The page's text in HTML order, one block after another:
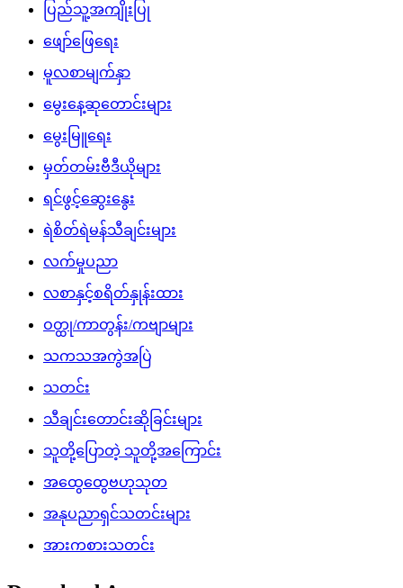
ပြည်သူ့အကျိုးပြု
ဖျော်ဖြေရေး
မူလစာမျက်နှာ
မွေးနေ့ဆုတောင်းများ
မွေးမြူရေး
မှတ်တမ်းဗီဒီယိုများ
ရင်ဖွင့်ဆွေးနွေး
ရဲစိတ်ရဲမန်သီချင်းများ
လက်မှုပညာ
လစာနှင့်စရိတ်နှုန်းထား
ဝတ္ထု/ကာတွန်း/ကဗျာများ
သကသအကွဲအပြဲ
သတင်း
သီချင်းတောင်းဆိုခြင်းများ
သူတို့ပြောတဲ့ သူတို့အကြောင်း
အထွေထွေဗဟုသုတ
အနုပညာရှင်သတင်းများ
အားကစားသတင်း